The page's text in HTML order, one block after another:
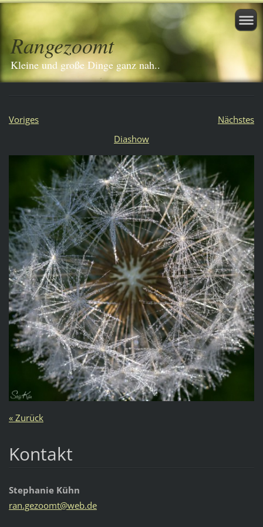
Rangezoomt
Kleine und große Dinge ganz nah..
Voriges
Nächstes
Diashow
« Zurück
Kontakt
Stephanie Kühn
ran.gezoomt@web.de